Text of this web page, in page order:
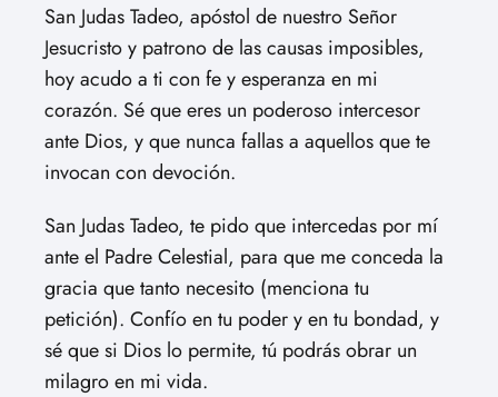
San Judas Tadeo, apóstol de nuestro Señor
Jesucristo y patrono de las causas imposibles,
hoy acudo a ti con fe y esperanza en mi
corazón. Sé que eres un poderoso intercesor
ante Dios, y que nunca fallas a aquellos que te
invocan con devoción.
San Judas Tadeo, te pido que intercedas por mí
ante el Padre Celestial, para que me conceda la
gracia que tanto necesito (menciona tu
petición). Confío en tu poder y en tu bondad, y
sé que si Dios lo permite, tú podrás obrar un
milagro en mi vida.